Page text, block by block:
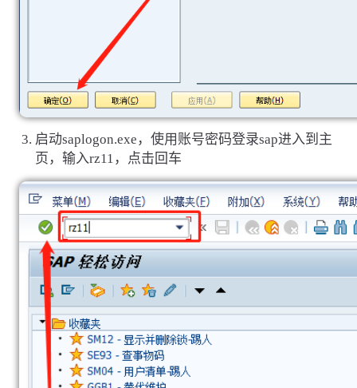
启动saplogon.exe，使用账号密码登录sap进入到主
页，输入rz11，点击回车